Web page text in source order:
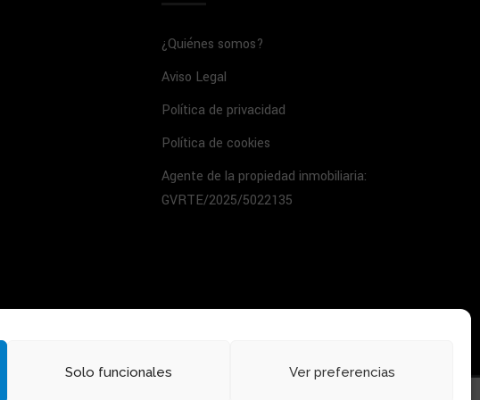
Solo funcionales Ver preferencias
¿Quiénes somos?
Aviso Legal
Política de privacidad
Política de cookies
Agente de la propiedad inmobiliaria:
GVRTE/2025/5022135